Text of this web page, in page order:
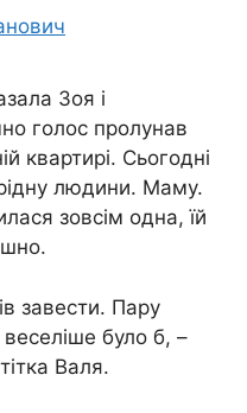
Зоя і
голос пролунав
квартирі. Сьогодні
людини. Маму.
зовсім одна, їй
завести. Пару
було б, –
Валя.